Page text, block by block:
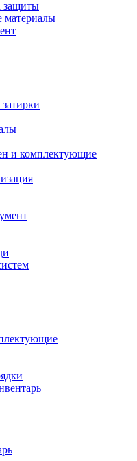
защиты
материалы
и комплектующие